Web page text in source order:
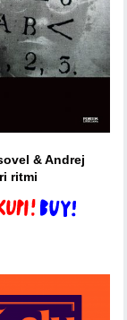
& Andrej
ritmi
Dodaj v košarico